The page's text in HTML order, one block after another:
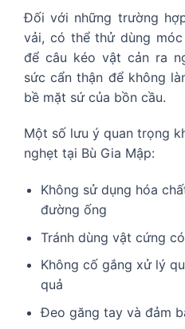
Đối với những trường
vải, có thể thử dùng
để câu kéo vật cản ra
sức cẩn thận để không
bề mặt sứ của bồn cầu.
Một số lưu ý quan trọng
nghẹt tại Bù Gia Mập:
Không sử dụng hóa
đường ống
Tránh dùng vật cứng
Không cố gắng xử lý
quả
Đeo găng tay và đảm